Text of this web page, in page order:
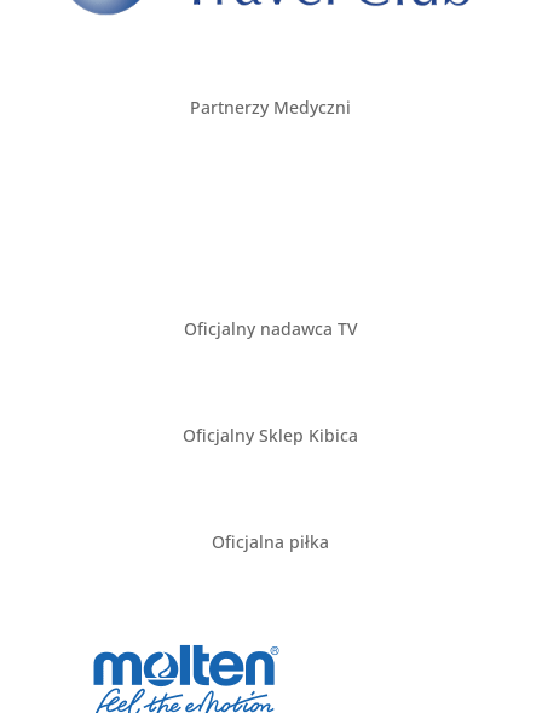
Partnerzy Medyczni
Oficjalny nadawca TV
Oficjalny Sklep Kibica
Oficjalna piłka